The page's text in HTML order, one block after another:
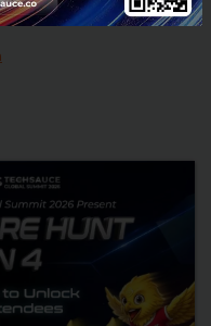
พร้อมลดต้นทุนก...